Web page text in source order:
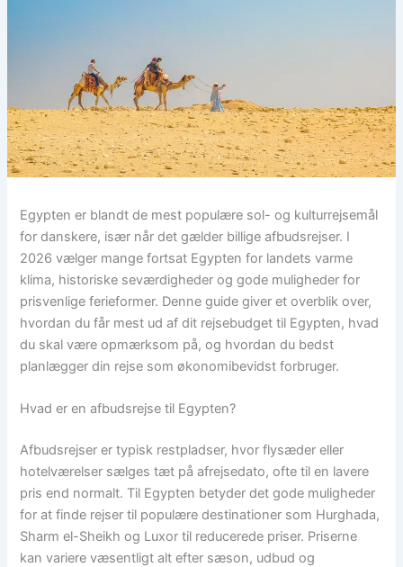
Egypten er blandt de mest populære sol- og kulturrejsemål
for danskere, især når det gælder billige afbudsrejser. I
2026 vælger mange fortsat Egypten for landets varme
klima, historiske seværdigheder og gode muligheder for
prisvenlige ferieformer. Denne guide giver et overblik over,
hvordan du får mest ud af dit rejsebudget til Egypten, hvad
du skal være opmærksom på, og hvordan du bedst
planlægger din rejse som økonomibevidst forbruger.
Hvad er en afbudsrejse til Egypten?
Afbudsrejser er typisk restpladser, hvor flysæder eller
hotelværelser sælges tæt på afrejsedato, ofte til en lavere
pris end normalt. Til Egypten betyder det gode muligheder
for at finde rejser til populære destinationer som Hurghada,
Sharm el-Sheikh og Luxor til reducerede priser. Priserne
kan variere væsentligt alt efter sæson, udbud og